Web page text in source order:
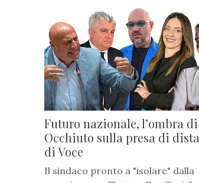
Futuro nazionale, l’ombra di
Occhiuto sulla presa di
di Voce
Il sindaco pronto a "isolare" dalla